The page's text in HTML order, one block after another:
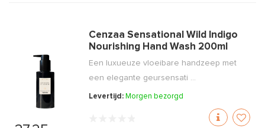
Cenzaa Sensational Wild Indigo
Nourishing Hand Wash 200ml
Een luxueuze vloeibare handzeep met
een elegante geursensati ...
Levertijd: Morgen bezorgd